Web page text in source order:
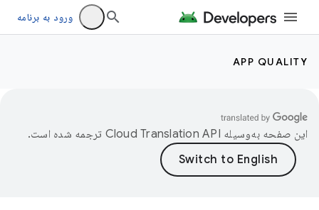
ورود به برنامه
APP QUALITY
این صفحه به‌وسیله ترجمه شده است.